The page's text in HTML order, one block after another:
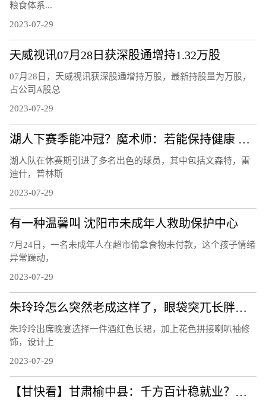
粮食体系...
2023-07-29
天威视讯07月28日获深股通增持1.32万股
07月28日，天威视讯获深股通增持万股，最新持股量为万股，
占公司A股总
2023-07-29
湖人下赛季能冲冠？魔术师：若能保持健康 甚至可以赢得一切
湖人队在休赛期引进了多名出色的球员，其中包括文森特，雷
迪什，普林斯
2023-07-29
有一种温馨叫 沈阳市未成年人救助保护中心
7月24日，一名未成年人在超市偷拿食物未付款，这个孩子情绪
异常躁动，
2023-07-29
朱玲玲怎么突然老成这样了，眼袋突兀长胖一圈，舞女打扮更掉价
朱玲玲出席晚宴选择一件酒红色长裙，加上花色拼接喇叭袖修
饰，设计上
2023-07-29
【甘快看】甘肃榆中县：千方百计稳就业？做优做实促发展